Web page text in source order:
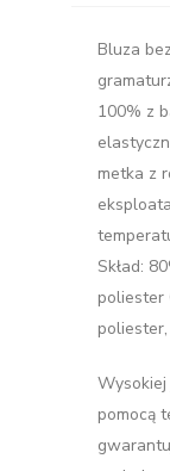
Bluza
100% z
metka z
Skład:
poliester
pomocą